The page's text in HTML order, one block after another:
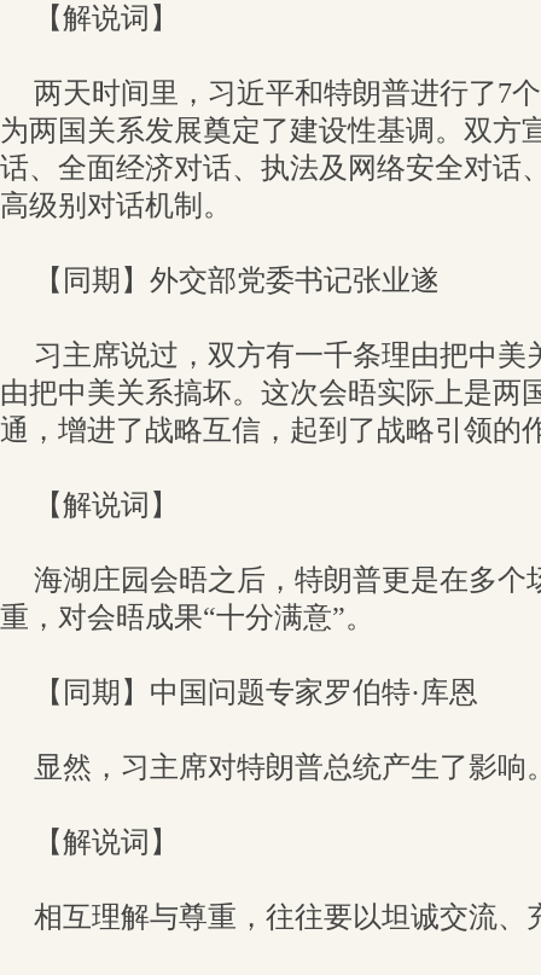
【解说词】
两天时间里，习近平和特朗普进行了7
为两国关系发展奠定了建设性基调。双方
话、全面经济对话、执法及网络安全对话
高级别对话机制。
【同期】外交部党委书记张业遂
习主席说过，双方有一千条理由把中美
由把中美关系搞坏。这次会晤实际上是两
通，增进了战略互信，起到了战略引领的
【解说词】
海湖庄园会晤之后，特朗普更是在多个
重，对会晤成果“十分满意”。
【同期】中国问题专家罗伯特·库恩
显然，习主席对特朗普总统产生了影响
【解说词】
相互理解与尊重，往往要以坦诚交流、